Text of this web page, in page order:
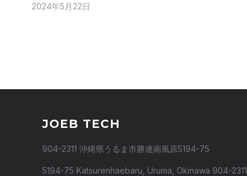
2024年5月22日
JOEB TECH
904-2311 沖縄県うるま市勝連南風原5194-75
5194-75 Katsurenhaebaru, Uruma, Okinawa 904-2311,